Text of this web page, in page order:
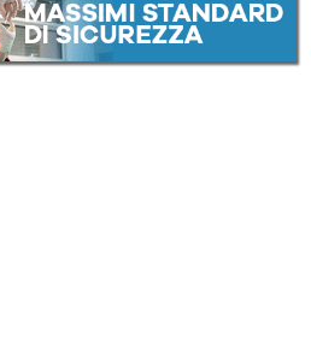
28 Febbraio 2025 7:46)